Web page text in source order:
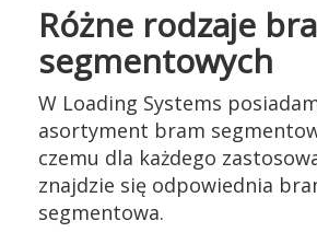
Różne rodzaje
segmentowych
W Loading Systems
asortyment bram
czemu dla każdego
znajdzie się odpowiednia
segmentowa.